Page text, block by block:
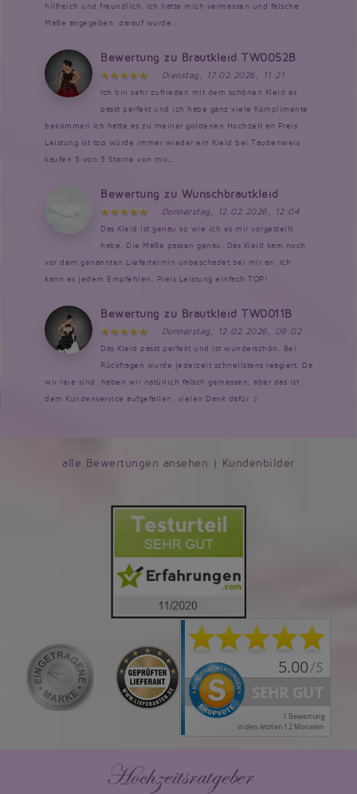
hilfreich und freundlich. Ich hatte mich vermessen und falsche
Maße angegeben, darauf wurde...
Bewertung zu Brautkleid TW0052B
Dienstag, 17.02.2026, 11:21
Ich bin sehr zufrieden mit dem schönen Kleid es
passt perfekt und ich habe ganz viele Komplimente
bekommen Ich hatte es zu meiner goldenen Hochzeit an Preis
Leistung ist top würde immer wieder ein Kleid bei Taubenweis
kaufen 5 von 5 Sterne von mir...
Bewertung zu Wunschbrautkleid
Donnerstag, 12.02.2026, 12:04
Das Kleid ist genau so wie ich es mir vorgestellt
habe. Die Maße passen genau. Das Kleid kam noch
vor dem genannten Liefertermin unbeschadet bei mir an. Ich
kann es jedem Empfehlen. Preis Leistung einfach TOP!
Bewertung zu Brautkleid TW0011B
Donnerstag, 12.02.2026, 09:02
Das Kleid passt perfekt und ist wunderschön. Bei
Rückfragen wurde jederzeit schnellstens reagiert. Da
wir leie sind, haben wir natürlich falsch gemessen, aber das ist
dem Kundenservice aufgefallen, vielen Dank dafür :)
alle Bewertungen ansehen | Kundenbilder
Hochzeitsratgeber